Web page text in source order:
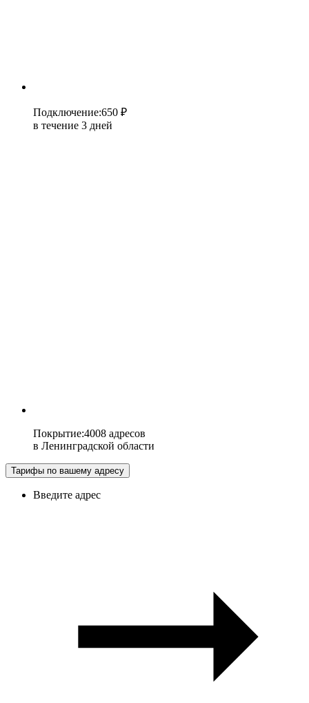
Подключение:650 ₽
в течение 3 дней
Покрытие:4008 адресов
в Ленинградской области
Тарифы по вашему адресу
Введите адрес